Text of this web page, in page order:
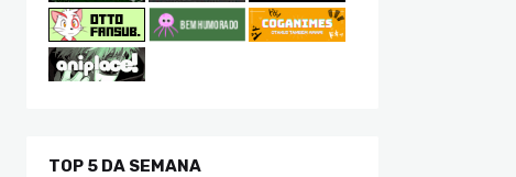
TOP 5 DA SEMANA